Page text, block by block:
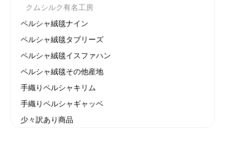
クムシルク有名工房
ペルシャ絨毯ナイン
ペルシャ絨毯タブリーズ
ペルシャ絨毯イスファハン
ペルシャ絨毯その他産地
手織りペルシャキリム
手織りペルシャギャッベ
少々訳あり商品